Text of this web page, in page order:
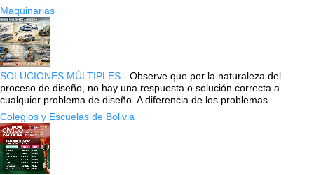
Maquinarias
SOLUCIONES MÚLTIPLES - Observe que por la naturaleza del
proceso de diseño, no hay una respuesta o solución correcta a
cualquier problema de diseño. A diferencia de los problemas...
Colegios y Escuelas de Bolivia